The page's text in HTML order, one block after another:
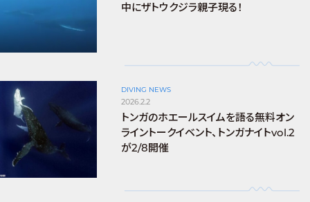
中にザトウクジラ親子現る！
DIVING NEWS
2026.2.2
トンガのホエールスイムを語る無料オン
ライントークイベント、トンガナイトvol.2
が2/8開催